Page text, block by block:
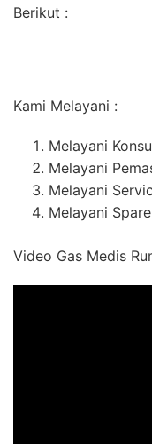
Berikut :
Kami Melayani :
Melayani
Melayani
Melayani
Melayani
Video Gas Medis